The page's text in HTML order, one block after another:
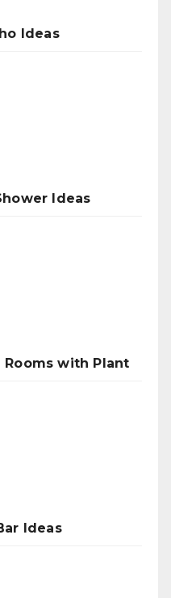
Ideas
Ideas
Rooms with Plant
Ideas